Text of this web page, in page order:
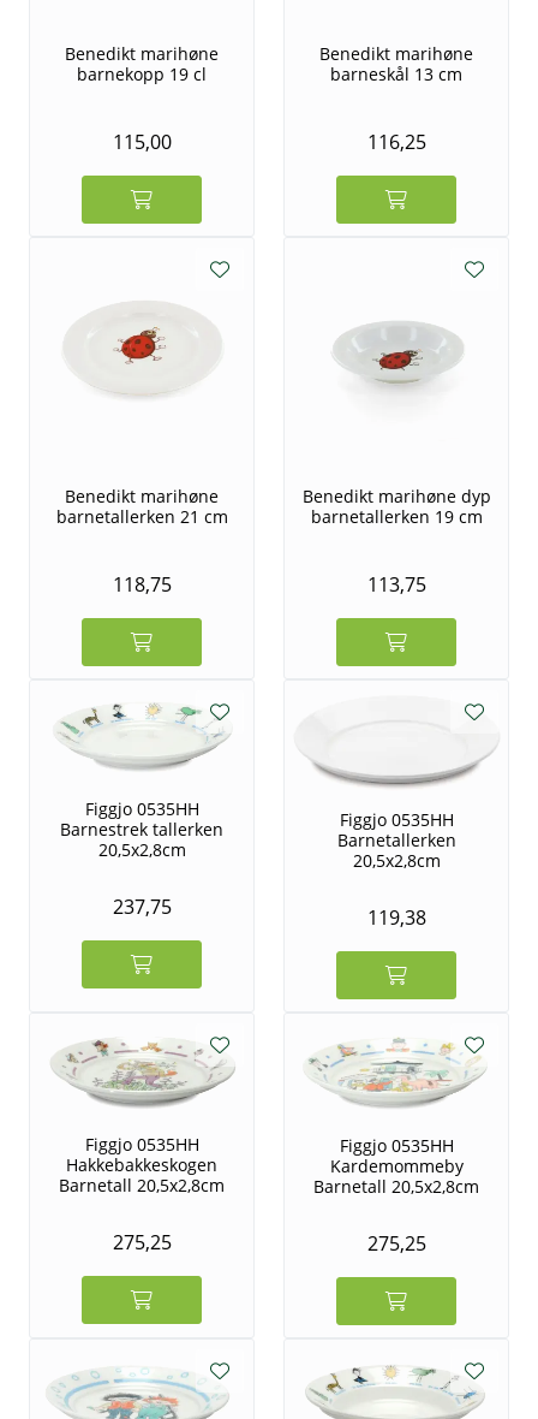
Benedikt marihøne
barnekopp 19 cl
115,00
Benedikt marihøne
barneskål 13 cm
116,25
Benedikt marihøne
barnetallerken 21 cm
118,75
Benedikt marihøne dyp
barnetallerken 19 cm
113,75
Figgjo 0535HH
Barnestrek tallerken
20,5x2,8cm
237,75
Figgjo 0535HH
Barnetallerken
20,5x2,8cm
119,38
Figgjo 0535HH
Hakkebakkeskogen
Barnetall 20,5x2,8cm
275,25
Figgjo 0535HH
Kardemommeby
Barnetall 20,5x2,8cm
275,25